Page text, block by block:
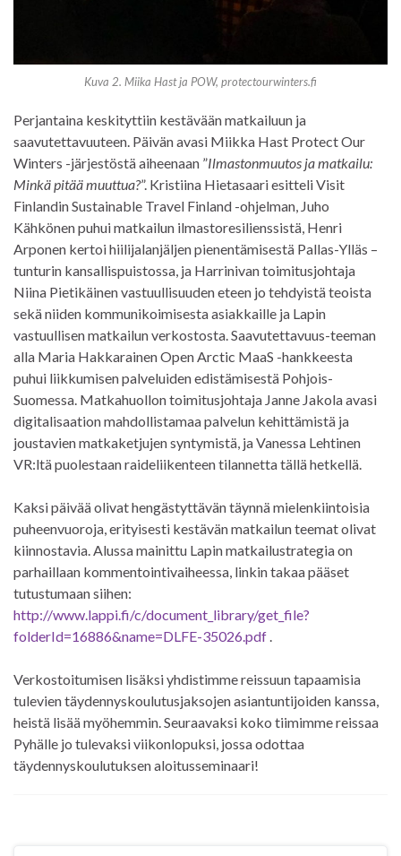
Kuva 2. Miika Hast ja POW, protectourwinters.fi
Perjantaina keskityttiin kestävään matkailuun ja
saavutettavuuteen. Päivän avasi Miikka Hast Protect Our
Winters -järjestöstä aiheenaan ”Ilmastonmuutos ja matkailu:
Minkä pitää muuttua?”. Kristiina Hietasaari esitteli Visit
Finlandin Sustainable Travel Finland -ohjelman, Juho
Kähkönen puhui matkailun ilmastoresilienssistä, Henri
Arponen kertoi hiilijalanjäljen pienentämisestä Pallas-Ylläs –
tunturin kansallispuistossa, ja Harrinivan toimitusjohtaja
Niina Pietikäinen vastuullisuuden eteen jo tehdyistä teoista
sekä niiden kommunikoimisesta asiakkaille ja Lapin
vastuullisen matkailun verkostosta. Saavutettavuus-teeman
alla Maria Hakkarainen Open Arctic MaaS -hankkeesta
puhui liikkumisen palveluiden edistämisestä Pohjois-
Suomessa. Matkahuollon toimitusjohtaja Janne Jakola avasi
digitalisaation mahdollistamaa palvelun kehittämistä ja
joustavien matkaketjujen syntymistä, ja Vanessa Lehtinen
VR:ltä puolestaan raideliikenteen tilannetta tällä hetkellä.
Kaksi päivää olivat hengästyttävän täynnä mielenkiintoisia
puheenvuoroja, erityisesti kestävän matkailun teemat olivat
kiinnostavia. Alussa mainittu Lapin matkailustrategia on
parhaillaan kommentointivaiheessa, linkin takaa pääset
tutustumaan siihen:
http://www.lappi.fi/c/document_library/get_file?
folderId=16886&name=DLFE-35026.pdf
Verkostoitumisen lisäksi yhdistimme reissuun tapaamisia
tulevien täydennyskoulutusjaksojen asiantuntijoiden kanssa,
heistä lisää myöhemmin. Seuraavaksi koko tiimimme reissaa
Pyhälle jo tulevaksi viikonlopuksi, jossa odottaa
täydennyskoulutuksen aloitusseminaari!